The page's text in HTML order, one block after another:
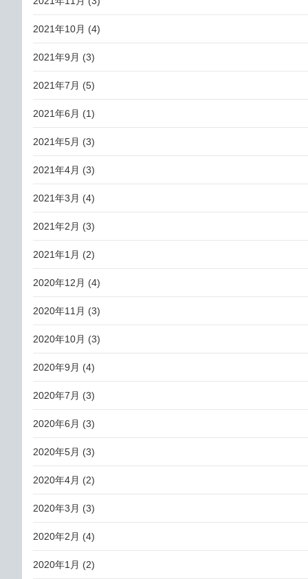
2021年10月 (4)
2021年9月 (3)
2021年7月 (5)
2021年6月 (1)
2021年5月 (3)
2021年4月 (3)
2021年3月 (4)
2021年2月 (3)
2021年1月 (2)
2020年12月 (4)
2020年11月 (3)
2020年10月 (3)
2020年9月 (4)
2020年7月 (3)
2020年6月 (3)
2020年5月 (3)
2020年4月 (2)
2020年3月 (3)
2020年2月 (4)
2020年1月 (2)